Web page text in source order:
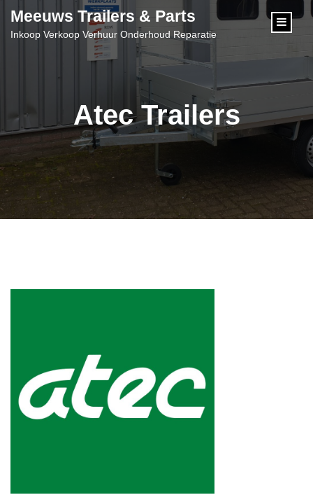
Meeuws Trailers & Parts
Inkoop Verkoop Verhuur Onderhoud Reparatie
Atec Trailers